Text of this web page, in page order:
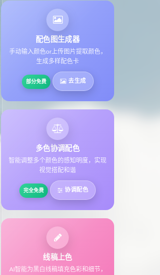
配色图生成器
手动输入颜色or上传图片提取颜色，
生成多样配色卡
部分免费 去生成
多色协调配色
智能调整多个颜色的感知明度，实现
视觉搭配和谐
完全免费 协调配色
线稿上色
AI智能为黑白线稿填充色彩和细节，